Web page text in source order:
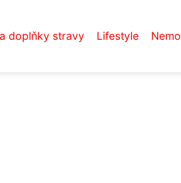
doplňky stravy Lifestyle